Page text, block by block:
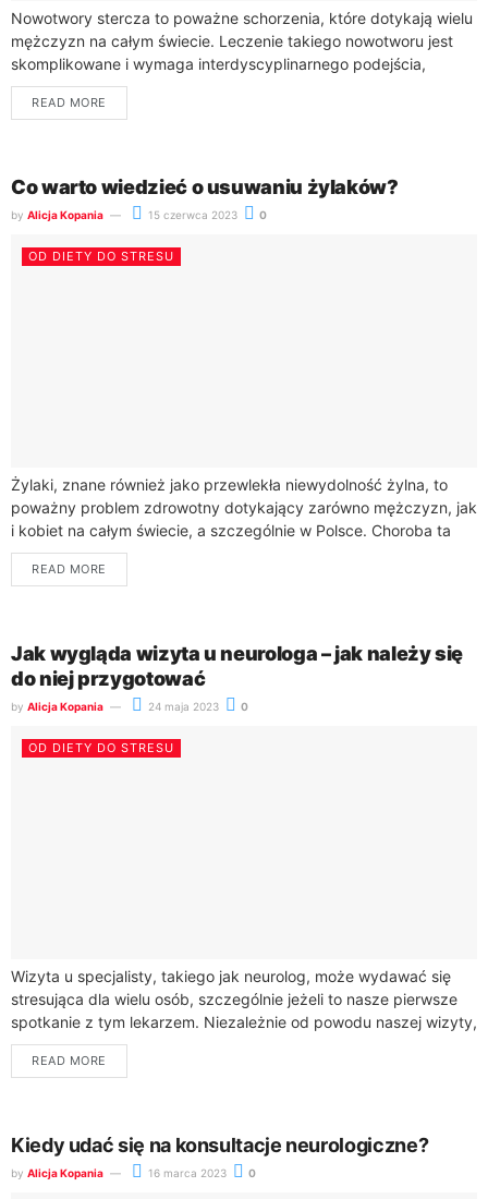
Nowotwory stercza to poważne schorzenia, które dotykają wielu
mężczyzn na całym świecie. Leczenie takiego nowotworu jest
skomplikowane i wymaga interdyscyplinarnego podejścia,
obejmującego różne metody terapeutyczne. Wybór
odpowiedniego leczenia zależy od...
READ MORE
Co warto wiedzieć o usuwaniu żylaków?
by Alicja Kopania 15 czerwca 2023 0
OD DIETY DO STRESU
Żylaki, znane również jako przewlekła niewydolność żylna, to
poważny problem zdrowotny dotykający zarówno mężczyzn, jak
i kobiet na całym świecie, a szczególnie w Polsce. Choroba ta
charakteryzuje się poszerzeniem i...
READ MORE
Jak wygląda wizyta u neurologa – jak należy się
do niej przygotować
by Alicja Kopania 24 maja 2023 0
OD DIETY DO STRESU
Wizyta u specjalisty, takiego jak neurolog, może wydawać się
stresująca dla wielu osób, szczególnie jeżeli to nasze pierwsze
spotkanie z tym lekarzem. Niezależnie od powodu naszej wizyty,
dobrze jest wiedzieć,...
READ MORE
Kiedy udać się na konsultacje neurologiczne?
by Alicja Kopania 16 marca 2023 0